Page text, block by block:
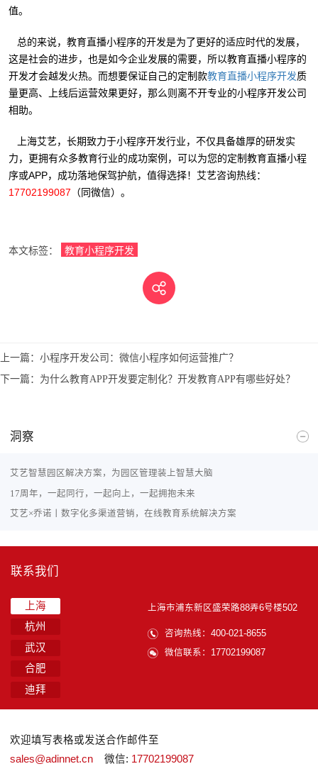
值。
总的来说，教育直播小程序的开发是为了更好的适应时代的发展，
这是社会的进步，也是如今企业发展的需要，所以教育直播小程序的
开发才会越发火热。而想要保证自己的定制款教育直播小程序开发质
量更高、上线后运营效果更好，那么则离不开专业的小程序开发公司
相助。
上海艾艺，长期致力于小程序开发行业，不仅具备雄厚的研发实
力，更拥有众多教育行业的成功案例，可以为您的定制教育直播小程
序或APP，成功落地保驾护航，值得选择！艾艺咨询热线：
17702199087 （同微信）。
本文标签： 教育小程序开发
上一篇： 小程序开发公司：微信小程序如何运营推广？
下一篇： 为什么教育APP开发要定制化？开发教育APP有哪些好处？
洞察
艾艺智慧园区解决方案，为园区管理装上智慧大脑
17周年，一起同行，一起向上，一起拥抱未来
艾艺×乔诺丨数字化多渠道营销，在线教育系统解决方案
联系我们
上海
杭州
武汉
合肥
迪拜
上海市浦东新区盛荣路88弄6号楼502
咨询热线：400-021-8655
微信联系：17702199087
欢迎填写表格或发送合作邮件至
sales@adinnet.cn 微信: 17702199087